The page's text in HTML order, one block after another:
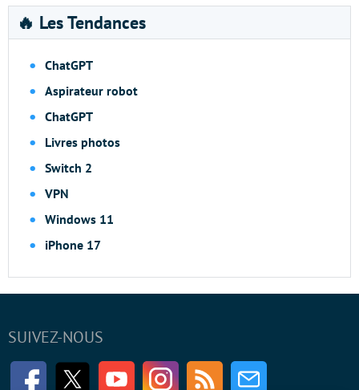
🔥 Les Tendances
ChatGPT
Aspirateur robot
ChatGPT
Livres photos
Switch 2
VPN
Windows 11
iPhone 17
SUIVEZ-NOUS
FacebookTwitter Youtube InstagramRSS Newsletter